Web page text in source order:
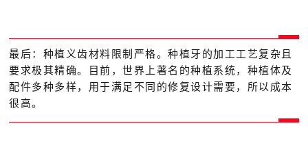
最后：种植义齿材料限制严格。种植牙的加工工艺复杂且
要求极其精确。目前，世界上著名的种植系统，种植体及
配件多种多样，用于满足不同的修复设计需要，所以成本
很高。